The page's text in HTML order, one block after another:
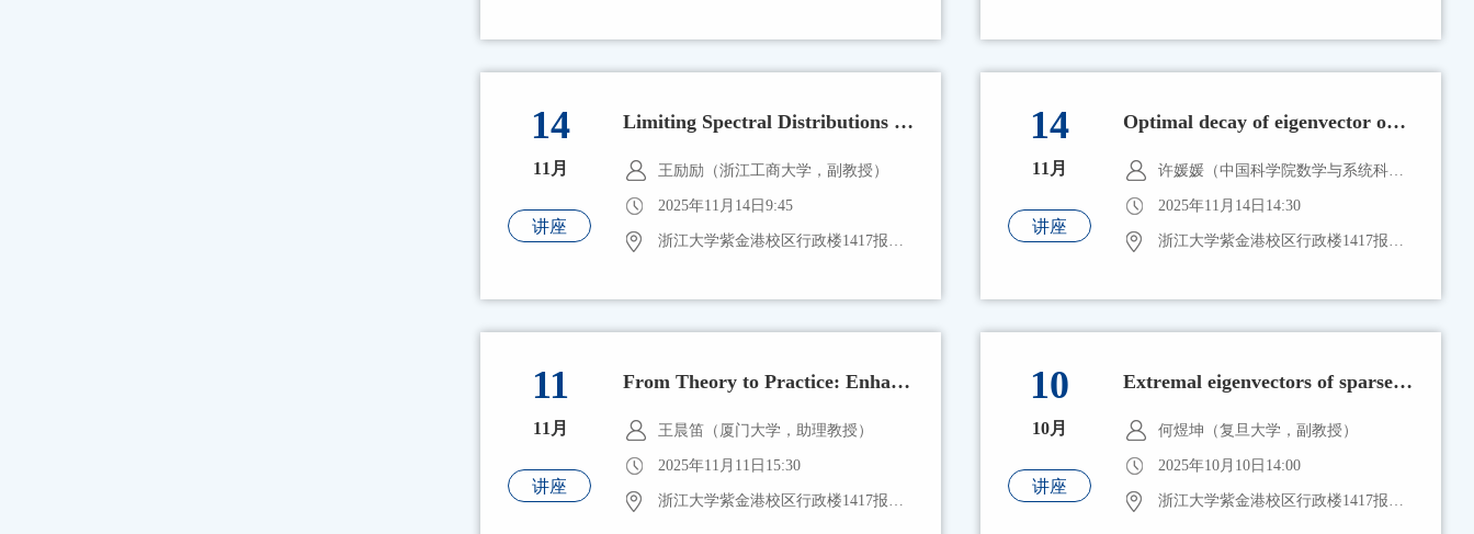
14
11月
讲座
Limiting Spectral Distributions and Inference for Superposable Renormalized Separable Covariance Matrices in High Dimensions
王励励（浙江工商大学，副教授）
2025年11月14日9:45
14
11月
讲座
Optimal decay of eigenvector overlap for non-Hermitian random matrices
许媛媛（中国科学院数学与系统科学研究院，副研究员）
2025年11月14日14:30
11
11月
讲座
From Theory to Practice: Enhancing Data Privacy with Mathematics and Statistics
王晨笛（厦门大学，助理教授）
2025年11月11日15:30
10
10月
讲座
Extremal eigenvectors of sparse random matrices
何煜坤（复旦大学，副教授）
2025年10月10日14:00